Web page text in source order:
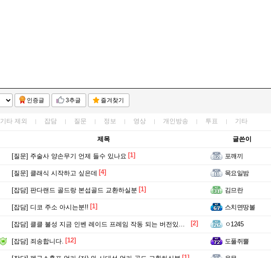
인증글 3추글 즐겨찾기
기타 제외 잡담 질문 정보 영상 개인방송 투표 기타
제목 글쓴이
[질문] 주술사 양손무기 언제 들수 있나요 [1] 포깨끼
[질문] 클래식 시작하고 싶은데 [4] 목요일밤
[잡담] 판다랜드 골드랑 본섭골드 교환하실분 [1] 김므란
[잡담] 디코 주소 아시는분!! [1] 스치면땅볼
[잡담] 클클 불성 지금 인벤 레이드 프레임 작동 되는 버전있나요?? [2] ㅇ1245
[잡담] 죄송합니다. [12] 도풀쥐뿔